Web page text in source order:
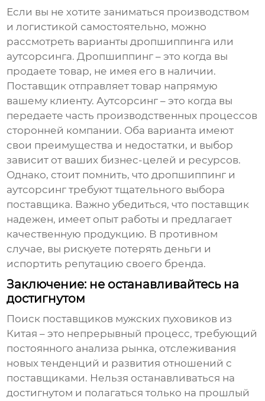
Если вы не хотите заниматься производством
и логистикой самостоятельно, можно
рассмотреть варианты дропшиппинга или
аутсорсинга. Дропшиппинг – это когда вы
продаете товар, не имея его в наличии.
Поставщик отправляет товар напрямую
вашему клиенту. Аутсорсинг – это когда вы
передаете часть производственных процессов
сторонней компании. Оба варианта имеют
свои преимущества и недостатки, и выбор
зависит от ваших бизнес-целей и ресурсов.
Однако, стоит помнить, что дропшиппинг и
аутсорсинг требуют тщательного выбора
поставщика. Важно убедиться, что поставщик
надежен, имеет опыт работы и предлагает
качественную продукцию. В противном
случае, вы рискуете потерять деньги и
испортить репутацию своего бренда.
Заключение: не останавливайтесь на
достигнутом
Поиск поставщиков мужских пуховиков из
Китая – это непрерывный процесс, требующий
постоянного анализа рынка, отслеживания
новых тенденций и развития отношений с
поставщиками. Нельзя останавливаться на
достигнутом и полагаться только на прошлый